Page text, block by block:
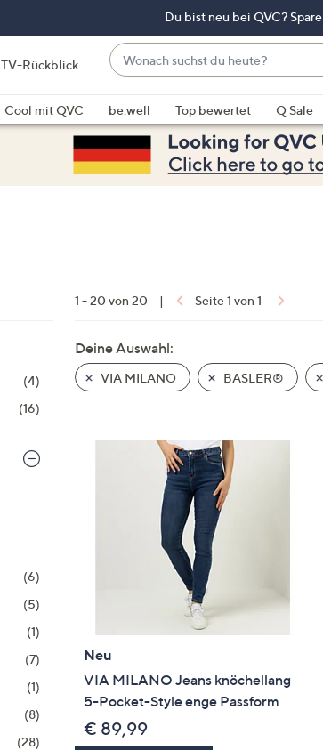
Du bist neu bei QVC?
TV-Rückblick
Wonach
suchst
du
heute?
Vorschläge
verfügbar
sind,
verwenden
und
unten
oder
wischen
anzuzeigen.
Cool mit QVC be:well Top bewertet Q Sale
(4)
(16)
(6)
(5)
(1)
(7)
(1)
(8)
(28)
1 - 20 von 20 | Seite 1 von 1
Deine Auswahl:
VIA MILANO BASLER®
Neu
VIA MILANO Jeans knöchellang
5-Pocket-Style enge Passform
€ 89,99